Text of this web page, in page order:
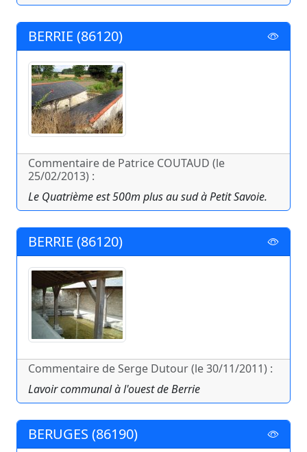
BERRIE (86120)
Commentaire de Patrice COUTAUD (le
25/02/2013) :
Le Quatrième est 500m plus au sud à Petit Savoie.
BERRIE (86120)
Commentaire de Serge Dutour (le 30/11/2011) :
Lavoir communal à l'ouest de Berrie
BERUGES (86190)